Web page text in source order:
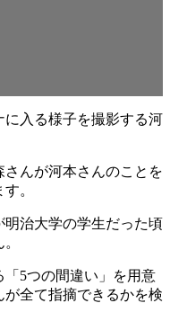
入る様子を撮影する河
んが河本さんのことを
。
治大学の学生だった頃
5つの間違い」を用意
全て指摘できるかを検